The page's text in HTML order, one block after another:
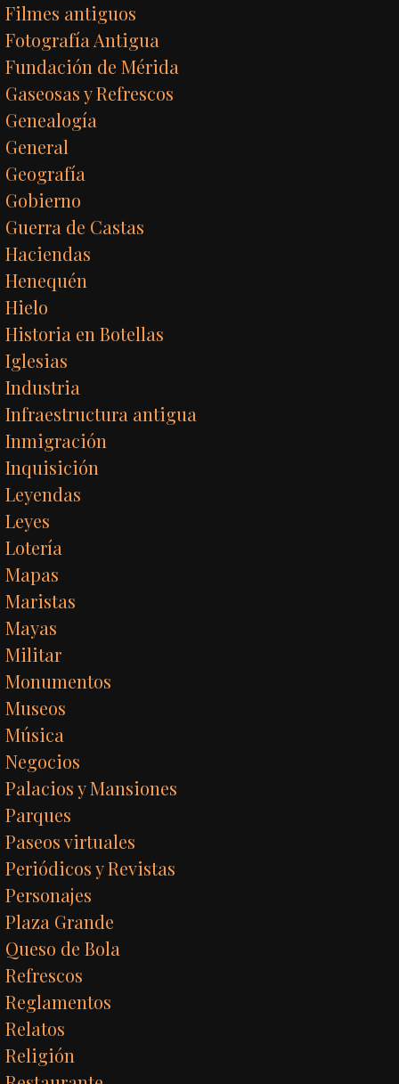
Filmes antiguos
Fotografía Antigua
Fundación de Mérida
Gaseosas y Refrescos
Genealogía
General
Geografía
Gobierno
Guerra de Castas
Haciendas
Henequén
Hielo
Historia en Botellas
Iglesias
Industria
Infraestructura antigua
Inmigración
Inquisición
Leyendas
Leyes
Lotería
Mapas
Maristas
Mayas
Militar
Monumentos
Museos
Música
Negocios
Palacios y Mansiones
Parques
Paseos virtuales
Periódicos y Revistas
Personajes
Plaza Grande
Queso de Bola
Refrescos
Reglamentos
Relatos
Religión